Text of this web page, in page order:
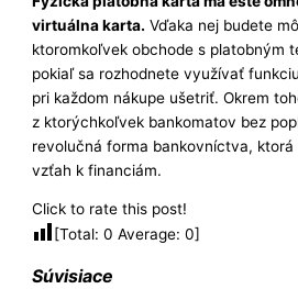
virtuálna karta. Vďaka nej budete
ktoromkoľvek obchode s platobným
pokiaľ sa rozhodnete využívať
pri každom nákupe ušetriť. Okrem
z ktorýchkoľvek bankomatov bez
revolučná forma bankovníctva, ktorá
vzťah k financiám.
Click to rate this post!
[Total:0 Average:0]
Súvisiace